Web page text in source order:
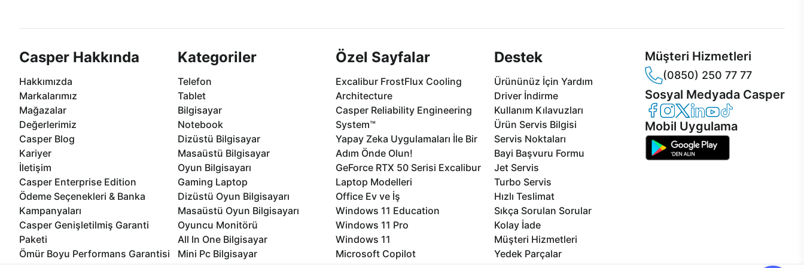
Casper Hakkında
Hakkımızda
Markalarımız
Mağazalar
Değerlerimiz
Casper Blog
Kariyer
İletişim
Casper Enterprise Edition
Ödeme Seçenekleri & Banka
Kampanyaları
Casper Genişletilmiş Garanti
Paketi
Ömür Boyu Performans Garantisi
Kategoriler
Telefon
Tablet
Bilgisayar
Notebook
Dizüstü Bilgisayar
Masaüstü Bilgisayar
Oyun Bilgisayarı
Gaming Laptop
Dizüstü Oyun Bilgisayarı
Masaüstü Oyun Bilgisayarı
Oyuncu Monitörü
All In One Bilgisayar
Mini Pc Bilgisayar
Özel Sayfalar
Excalibur FrostFlux Cooling
Architecture
Casper Reliability Engineering
System™
Yapay Zeka Uygulamaları İle Bir
Adım Önde Olun!
GeForce RTX 50 Serisi Excalibur
Laptop Modelleri
Office Ev ve İş
Windows 11 Education
Windows 11 Pro
Windows 11
Microsoft Copilot
Destek
Ürününüz İçin Yardım
Driver İndirme
Kullanım Kılavuzları
Ürün Servis Bilgisi
Servis Noktaları
Bayi Başvuru Formu
Jet Servis
Turbo Servis
Hızlı Teslimat
Sıkça Sorulan Sorular
Kolay İade
Müşteri Hizmetleri
Yedek Parçalar
Müşteri Hizmetleri
(0850) 250 77 77
Sosyal Medyada Casper
Casper Facebook
Casper Instagram
Casper Twitter
Casper LinkedIn
Casper YouTube
Casper TikTok
Mobil Uygulama